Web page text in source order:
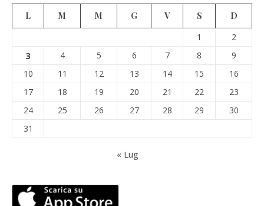
L M M G V S
D
1
2
3 4 5 6 7 8
9
10
11 12 13 14 15
16
17
18 19 20 21 22
23
24
25 26 27 28 29
30
31
« Lug